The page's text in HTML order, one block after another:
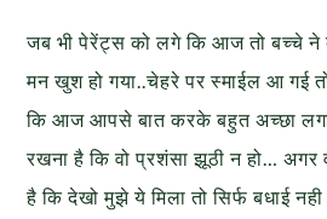
जब भी पेरेंट्स को लगे कि आज तो बच्चे ने
मन खुश हो गया..चेहरे पर स्माईल आ गई
कि आज आपसे बात करके बहुत अच्छा
रखना है कि वो प्रशंसा झूठी न हो… अगर
है कि देखो मुझे ये मिला तो सिर्फ बधाई